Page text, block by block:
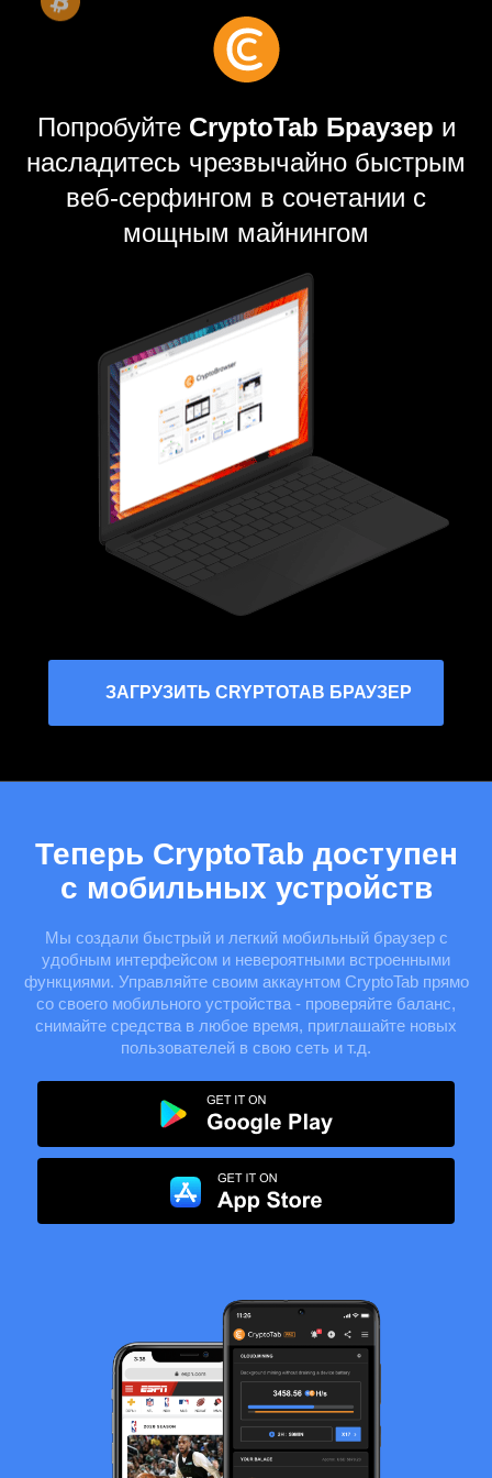
Попробуйте CryptoTab Браузер и
насладитесь чрезвычайно быстрым
веб-серфингом в сочетании с
мощным майнингом
ЗАГРУЗИТЬ CRYPTOTAB БРАУЗЕР
Теперь CryptoTab доступен
с мобильных устройств
Мы создали быстрый и легкий мобильный браузер с
удобным интерфейсом и невероятными встроенными
функциями. Управляйте своим аккаунтом CryptoTab прямо
со своего мобильного устройства - проверяйте баланс,
снимайте средства в любое время, приглашайте новых
пользователей в свою сеть и т.д.